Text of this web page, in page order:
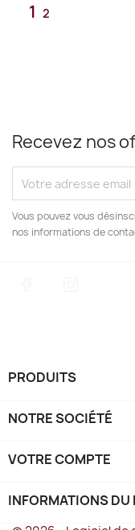
1 2
Recevez nos
Vous pouvez vous
nos informations de
PRODUITS
NOTRE SOCIÉTÉ
VOTRE COMPTE
INFORMATIONS DU